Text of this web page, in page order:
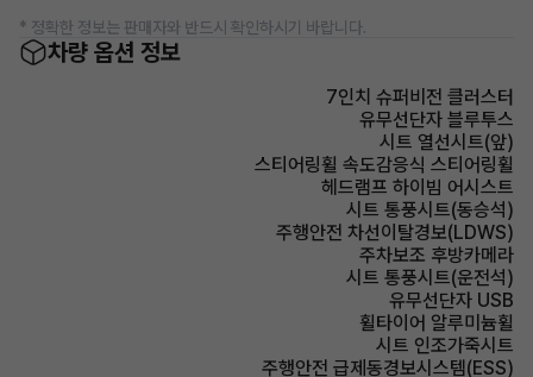
* 정확한 정보는 판매자와 반드시 확인하시기 바랍니다.
차량 옵션 정보
7인치 슈퍼비전 클러스터
유무선단자 블루투스
시트 열선시트(앞)
스티어링휠 속도감응식 스티어링휠
헤드램프 하이빔 어시스트
시트 통풍시트(동승석)
주행안전 차선이탈경보(LDWS)
주차보조 후방카메라
시트 통풍시트(운전석)
유무선단자 USB
휠타이어 알루미늄휠
시트 인조가죽시트
주행안전 급제동경보시스템(ESS)